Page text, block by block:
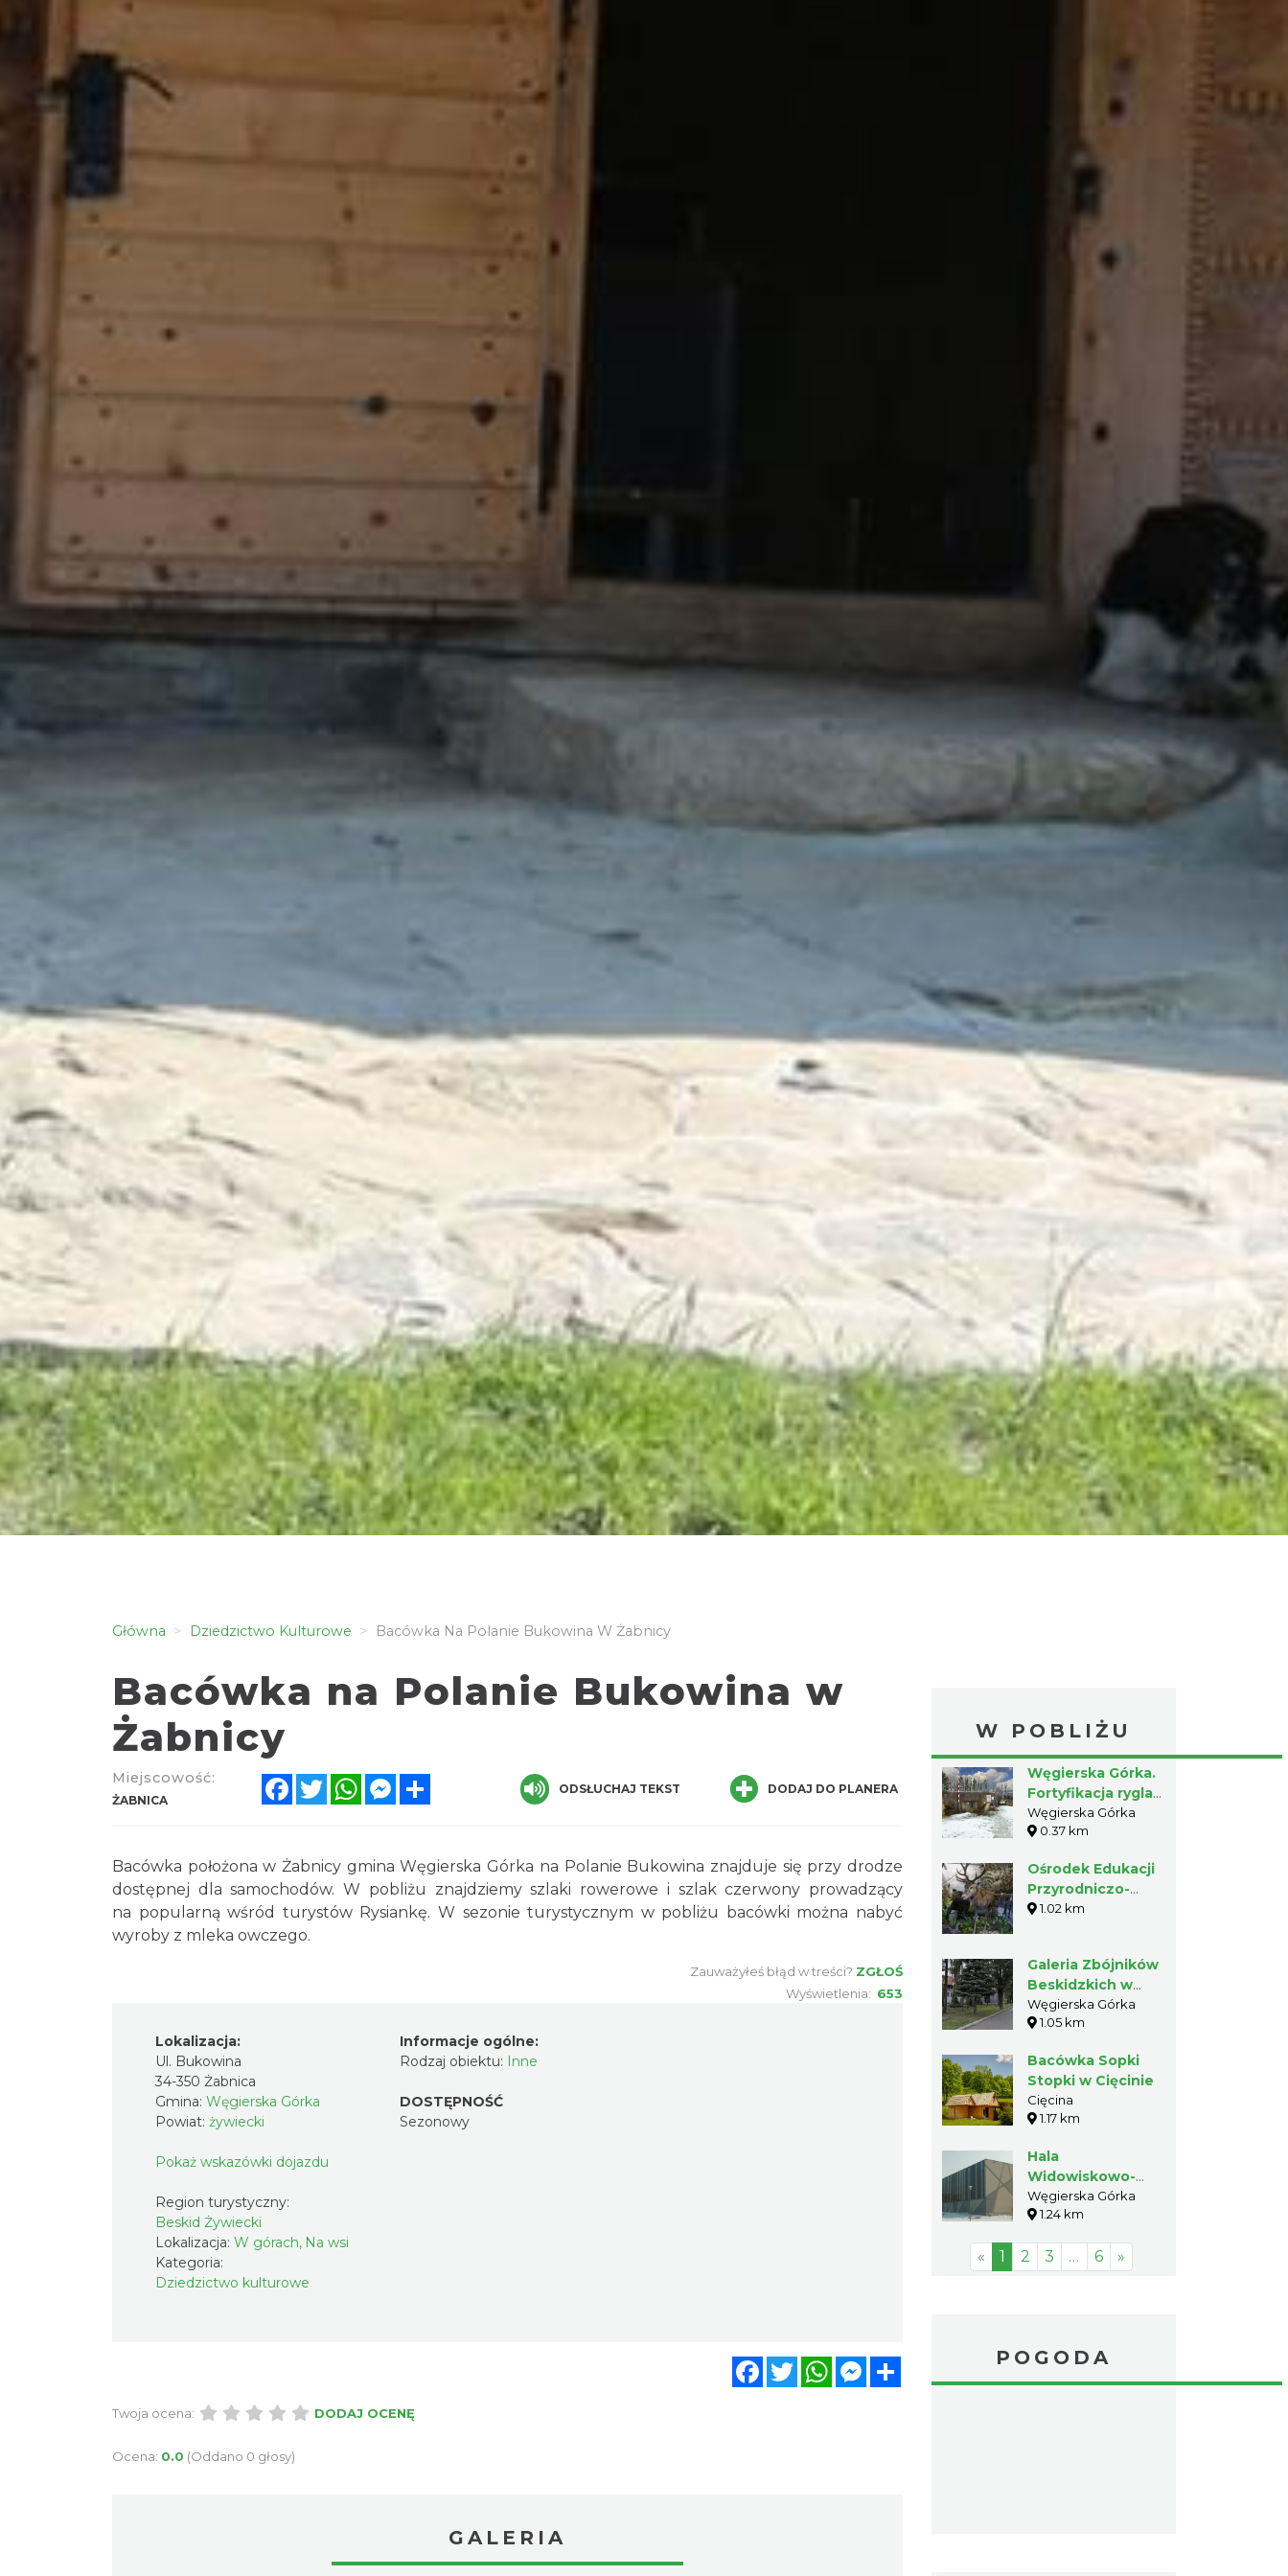
Główna Dziedzictwo Kulturowe Bacówka Na Polanie Bukowina W Żabnicy
Bacówka na Polanie Bukowina w
Żabnicy
Miejscowość:
ŻABNICA
FacebookTwitterWhatsAppMessenger ODSŁUCHAJ TEKST DODAJ DO PLANERA
Bacówka położona w Żabnicy gmina Węgierska Górka na Polanie Bukowina znajduje się przy drodze
dostępnej dla samochodów. W pobliżu znajdziemy szlaki rowerowe i szlak czerwony prowadzący
na popularną wśród turystów Rysiankę. W sezonie turystycznym w pobliżu bacówki można nabyć
wyroby z mleka owczego.
Zauważyłeś błąd w treści? ZGŁOŚ
Wyświetlenia: 653
Lokalizacja:
Ul. Bukowina
34-350 Żabnica
Gmina: Węgierska Górka
Powiat: żywiecki
Pokaż wskazówki dojazdu
Region turystyczny:
Beskid Żywiecki
Lokalizacja: W górach, Na wsi
Kategoria:
Dziedzictwo kulturowe
Informacje ogólne:
Rodzaj obiektu: Inne
DOSTĘPNOŚĆ
Sezonowy
FacebookTwitterWhatsAppMessenger
Twoja ocena: DODAJ OCENĘ
Ocena: 0.0 (Oddano 0 głosy)
GALERIA
W POBLIŻU
Węgierska Górka.
Fortyfikacja rygla
obronnego
„Węgierska
muzealna w
Forcie
„Wędrowiec”.
Węgierska Górka
0.37 km
Ośrodek Edukacji
Przyrodniczo-
Leśnej w
1.02 km
Galeria Zbójników
Beskidzkich w
Węgierskiej Górce
Węgierska Górka
1.05 km
Bacówka Sopki
Stopki w Cięcinie
Cięcina
1.17 km
Hala
Widowiskowo-
Sportowa w
Węgierskiej Górce
Węgierska Górka
1.24 km
« 1 2 3 … 6 »
POGODA